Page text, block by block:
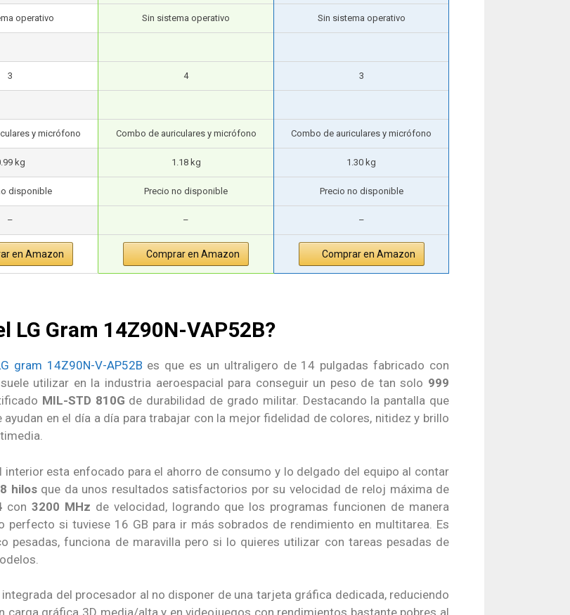
operativo Sin sistema operativo Sin sistema operativo
3 4 3
y micrófono Combo de auriculares y micrófono Combo de auriculares y micrófono
kg 1.18 kg 1.30 kg
disponible Precio no disponible Precio no disponible
– – –
en Amazon Comprar en Amazon Comprar en Amazon
LG Gram 14Z90N-VAP52B?
gram 14Z90N-V-AP52B es que es un ultraligero de 14 pulgadas fabricado con
utilizar en la industria aeroespacial para conseguir un peso de tan solo 999
MIL-STD 810G de durabilidad de grado militar. Destacando la pantalla que
ayudan en el día a día para trabajar con la mejor fidelidad de colores, nitidez y brillo
interior esta enfocado para el ahorro de consumo y lo delgado del equipo al contar
hilosque da unos resultados satisfactorios por su velocidad de reloj máxima de
con 3200 MHz de velocidad, logrando que los programas funcionen de manera
si tuviese 16 GB para ir más sobrados de rendimiento en multitarea. Es
pesadas, funciona de maravilla pero si lo quieres utilizar con tareas pesadas de
del procesador al no disponer de una tarjeta gráfica dedicada, reduciendo